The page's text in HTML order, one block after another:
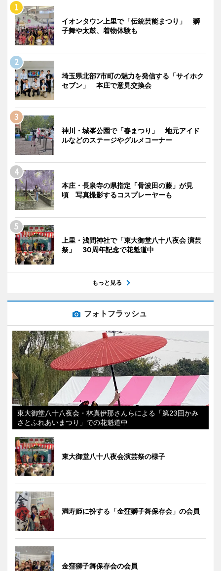
イオンタウン上里で「伝統芸能まつり」 獅
子舞や太鼓、着物体験も
埼玉県北部7市町の魅力を発信する「サイホク
セブン」 本庄で意見交換会
神川・城峯公園で「春まつり」 地元アイド
ルなどのステージやグルメコーナー
本庄・長泉寺の県指定「骨波田の藤」が見
頃 写真撮影するコスプレーヤーも
上里・浅間神社で「東大御堂八十八夜会 演芸
祭」 30周年記念で花魁道中
もっと見る
フォトフラッシュ
東大御堂八十八夜会・林真伊那さんらによる「第23回かみ
さとふれあいまつり」での花魁道中
東大御堂八十八夜会演芸祭の様子
満寿姫に扮する「金窪獅子舞保存会」の会員
金窪獅子舞保存会の会員